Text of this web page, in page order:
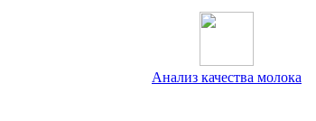
Анализ качества молока